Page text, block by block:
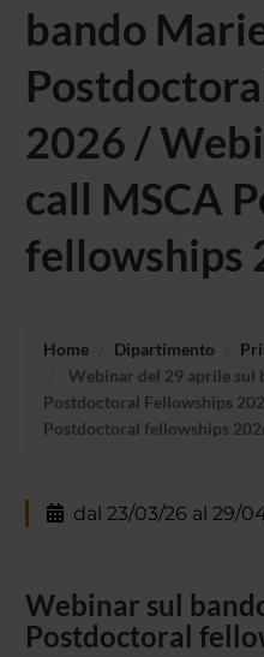
bando
2026 /
call MSCA
fellowships
Home Dipartimento
Webinar del 29 aprile sul
Postdoctoral Fellowships
Postdoctoral fellowships
dal 23/03/26 al 29/
Webinar sul
Postdoctoral